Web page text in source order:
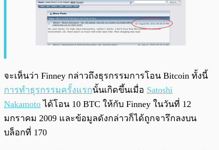
จะเห็นว่า Finney กล่าวถึงธุรกรรมการโอน Bitcoin ทั้งนี้
การทำธุรกรรมครั้งแรกนั้นเกิดขึ้นเมื่อ Satoshi
Nakamoto ได้โอน 10 BTC ให้กับ Finney ในวันที่ 12
มกราคม 2009 และข้อมูลดังกล่าวก็ได้ถูกจารึกลงบน
บล็อกที่ 170